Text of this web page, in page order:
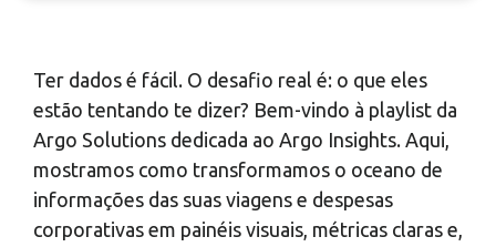
Ter dados é fácil. O desafio real é: o que eles
estão tentando te dizer? Bem-vindo à playlist da
Argo Solutions dedicada ao Argo Insights. Aqui,
mostramos como transformamos o oceano de
informações das suas viagens e despesas
corporativas em painéis visuais, métricas claras e,